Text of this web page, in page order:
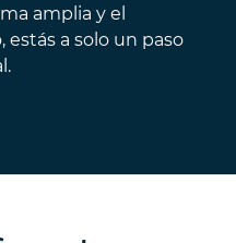
amplia y el
estás a solo un paso